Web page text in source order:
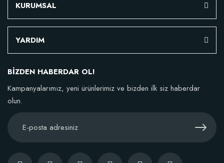
KURUMSAL
YARDIM
BİZDEN HABERDAR OL!
Kampanyalarımız, yeni ürünlerimiz ve bizden ilk siz haberdar
olun.